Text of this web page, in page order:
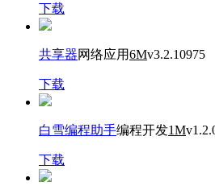
下载
共享器网络应用6Mv3.2.10975
下载
白雪编程助手编程开发1M
下载